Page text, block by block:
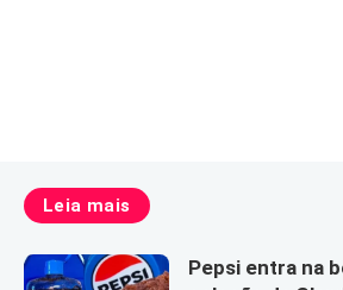
Leia mais
Pepsi entra na